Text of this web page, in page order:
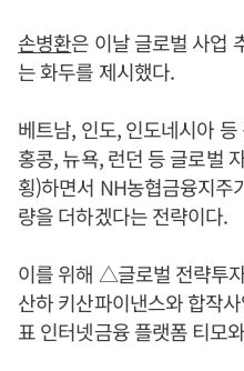
손병환은 이날 글로벌 사업
는 화두를 제시했다.
베트남, 인도, 인도네시아
홍콩, 뉴욕, 런던 등 글로벌
횡)하면서 NH농협금융지주
량을 더하겠다는 전략이다.
이를 위해 △글로벌 전략투
산하 키산파이낸스와 합작
표 인터넷금융 플랫폼 티모